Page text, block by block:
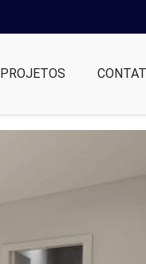
PROJETOS